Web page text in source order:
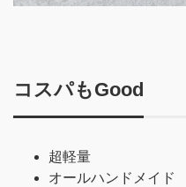
コスパもGood
超軽量
オールハンドメイド